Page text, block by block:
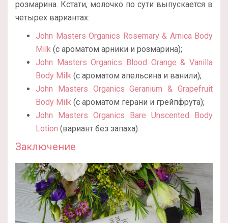
розмарина. Кстати, молочко по сути выпускается в
четырех вариантах:
John Masters Organics Rosemary & Arnica Body
Milk (с ароматом арники и розмарина);
John Masters Organics Blood Orange & Vanilla
Body Milk (с ароматом апельсина и ванили);
John Masters Organics Geranium & Grapefruit
Body Milk (с ароматом герани и грейпфрута);
John Masters Organics Bare Unscented Body
Lotion (вариант без запаха).
Заключение